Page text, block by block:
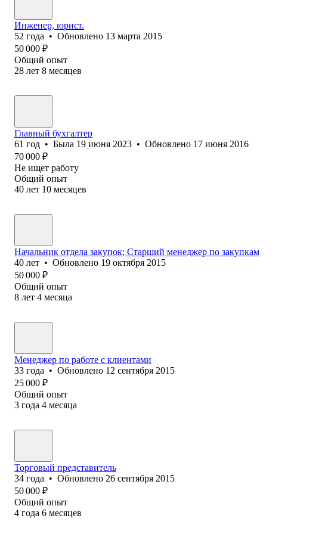
Инженер, юрист.
52 года • Обновлено 13 марта 2015
50 000 ₽
Общий опыт
28 лет 8 месяцев
Главный бухгалтер
61 год • Была 19 июня 2023 • Обновлено 17 июня 2016
70 000 ₽
Не ищет работу
Общий опыт
40 лет 10 месяцев
Начальник отдела закупок; Старший менеджер по закупкам
40 лет • Обновлено 19 октября 2015
50 000 ₽
Общий опыт
8 лет 4 месяца
Менеджер по работе с клиентами
33 года • Обновлено 12 сентября 2015
25 000 ₽
Общий опыт
3 года 4 месяца
Торговый представитель
34 года • Обновлено 26 сентября 2015
50 000 ₽
Общий опыт
4 года 6 месяцев